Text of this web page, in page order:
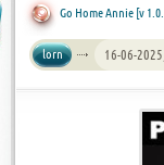
Go Home Annie [v
lorn 16-06-